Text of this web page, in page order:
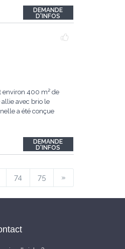
DEMANDE
D'INFOS
environ 400 m² de
avec brio le
a été conçue
DEMANDE
D'INFOS
74 75 »